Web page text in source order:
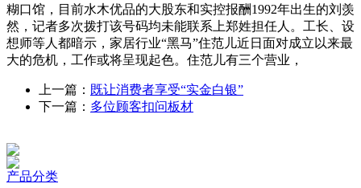
糊口馆，目前水木优品的大股东和实控报酬1992年出生的刘羡
然，记者多次拨打该号码均未能联系上郑姓担任人。工长、设
想师等人都暗示，家居行业“黑马”住范儿近日面对成立以来最
大的危机，工作或将呈现起色。住范儿有三个营业，
上一篇： 既让消费者享受“实金白银”
下一篇： 多位顾客扣问板材
产品分类